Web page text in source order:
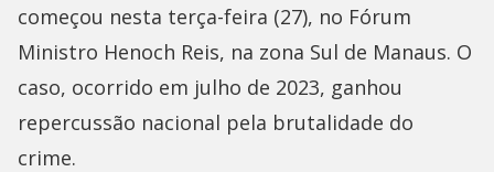
começou nesta terça-feira (27), no Fórum
Ministro Henoch Reis, na zona Sul de Manaus. O
caso, ocorrido em julho de 2023, ganhou
repercussão nacional pela brutalidade do
crime.